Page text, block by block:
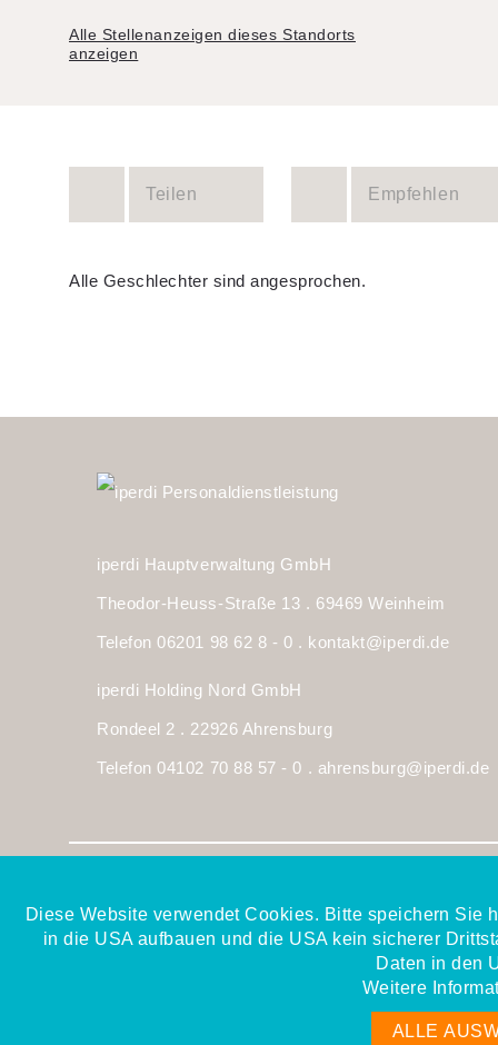
Diese Website verwendet Cookies. Bitte speichern Sie
in die USA aufbauen und die USA kein sicherer
Daten in den
Weitere
ALLE
Alle Stellenanzeigen dieses Standorts
anzeigen
Teilen Empfehlen
Alle Geschlechter sind angesprochen.
iperdi Hauptverwaltung GmbH
Theodor-Heuss-Straße 13 . 69469 Weinheim
Telefon 06201 98 62 8 - 0 . kontakt@iperdi.de
iperdi Holding Nord GmbH
Rondeel 2 . 22926 Ahrensburg
Telefon 04102 70 88 57 - 0 . ahrensburg@iperdi.de
der Personaldienstleister e.V.